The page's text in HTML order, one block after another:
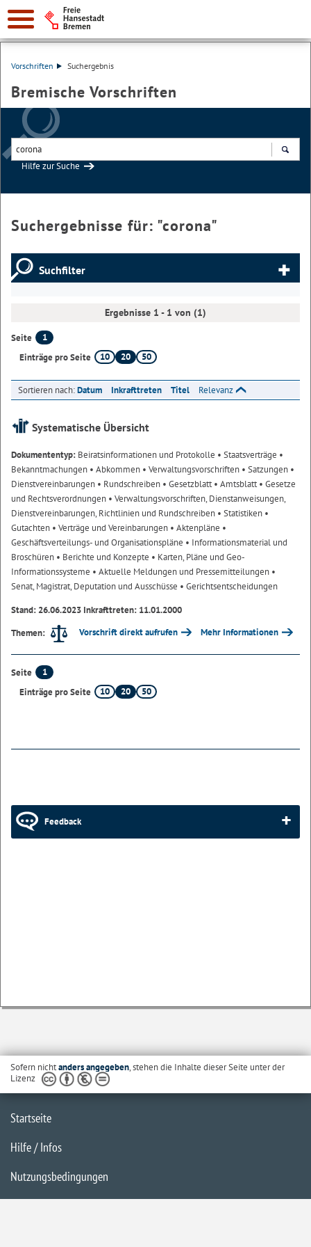
Vorschriften Suchergebnis
Bremische Vorschriften
Hilfe zur Suche
Suchergebnisse für: "corona"
Suchfilter
Ergebnisse 1 - 1 von (1)
Seite
1
Einträge pro Seite
10 20 50
Sortieren nach:Datum Inkrafttreten Titel Relevanz
Systematische Übersicht
Dokumententyp: Beiratsinformationen und Protokolle • Staatsverträge •
Bekanntmachungen • Abkommen • Verwaltungsvorschriften • Satzungen •
Dienstvereinbarungen • Rundschreiben • Gesetzblatt• Amtsblatt• Gesetze
und Rechtsverordnungen • Verwaltungsvorschriften, Dienstanweisungen,
Dienstvereinbarungen, Richtlinien und Rundschreiben • Statistiken •
Gutachten • Verträge und Vereinbarungen • Aktenpläne •
Geschäftsverteilungs- und Organisationspläne • Informationsmaterial und
Broschüren • Berichte und Konzepte • Karten, Pläne und Geo-
Informationssysteme • Aktuelle Meldungen und Pressemitteilungen •
Senat, Magistrat, Deputation und Ausschüsse • Gerichtsentscheidungen
Stand: 26.06.2023 Inkrafttreten: 11.01.2000
Themen:
Vorschrift direkt aufrufen Mehr Informationen
Seite
1
Einträge pro Seite
10 20 50
Feedback
Sofern nichtanders angegeben, stehen die Inhalte dieser Seite unter der
Lizenz
Startseite
Hilfe / Infos
Nutzungsbedingungen